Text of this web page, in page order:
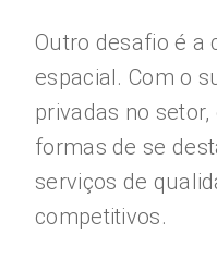
Outro desafio é a
espacial. Com o
privadas no
formas de se
serviços de
competitivos.